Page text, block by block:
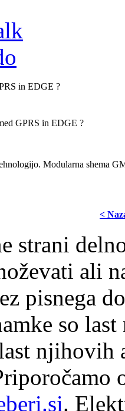
in EDGE ?
GPRS in EDGE ?
Modularna shema
<
strani
ali
pisnega
so
njihovih
.